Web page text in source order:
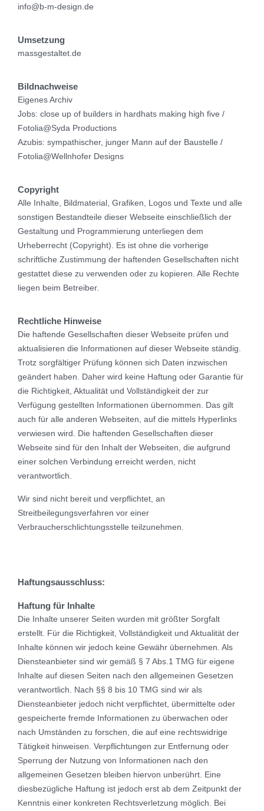
info@b-m-design.de
Umsetzung
massgestaltet.de
Bildnachweise
Eigenes Archiv
Jobs: close up of builders in hardhats making high five /
Fotolia@Syda Productions
Azubis: sympathischer, junger Mann auf der Baustelle /
Fotolia@Wellnhofer Designs
Copyright
Alle Inhalte, Bildmaterial, Grafiken, Logos und Texte und alle
sonstigen Bestandteile dieser Webseite einschließlich der
Gestaltung und Programmierung unterliegen dem
Urheberrecht (Copyright). Es ist ohne die vorherige
schriftliche Zustimmung der haftenden Gesellschaften nicht
gestattet diese zu verwenden oder zu kopieren. Alle Rechte
liegen beim Betreiber.
Rechtliche Hinweise
Die haftende Gesellschaften dieser Webseite prüfen und
aktualisieren die Informationen auf dieser Webseite ständig.
Trotz sorgfältiger Prüfung können sich Daten inzwischen
geändert haben. Daher wird keine Haftung oder Garantie für
die Richtigkeit, Aktualität und Vollständigkeit der zur
Verfügung gestellten Informationen übernommen. Das gilt
auch für alle anderen Webseiten, auf die mittels Hyperlinks
verwiesen wird. Die haftenden Gesellschaften dieser
Webseite sind für den Inhalt der Webseiten, die aufgrund
einer solchen Verbindung erreicht werden, nicht
verantwortlich.
Wir sind nicht bereit und verpflichtet, an
Streitbeilegungsverfahren vor einer
Verbraucherschlichtungsstelle teilzunehmen.
Haftungsausschluss:
Haftung für Inhalte
Die Inhalte unserer Seiten wurden mit größter Sorgfalt
erstellt. Für die Richtigkeit, Vollständigkeit und Aktualität der
Inhalte können wir jedoch keine Gewähr übernehmen. Als
Diensteanbieter sind wir gemäß § 7 Abs.1 TMG für eigene
Inhalte auf diesen Seiten nach den allgemeinen Gesetzen
verantwortlich. Nach §§ 8 bis 10 TMG sind wir als
Diensteanbieter jedoch nicht verpflichtet, übermittelte oder
gespeicherte fremde Informationen zu überwachen oder
nach Umständen zu forschen, die auf eine rechtswidrige
Tätigkeit hinweisen. Verpflichtungen zur Entfernung oder
Sperrung der Nutzung von Informationen nach den
allgemeinen Gesetzen bleiben hiervon unberührt. Eine
diesbezügliche Haftung ist jedoch erst ab dem Zeitpunkt der
Kenntnis einer konkreten Rechtsverletzung möglich. Bei